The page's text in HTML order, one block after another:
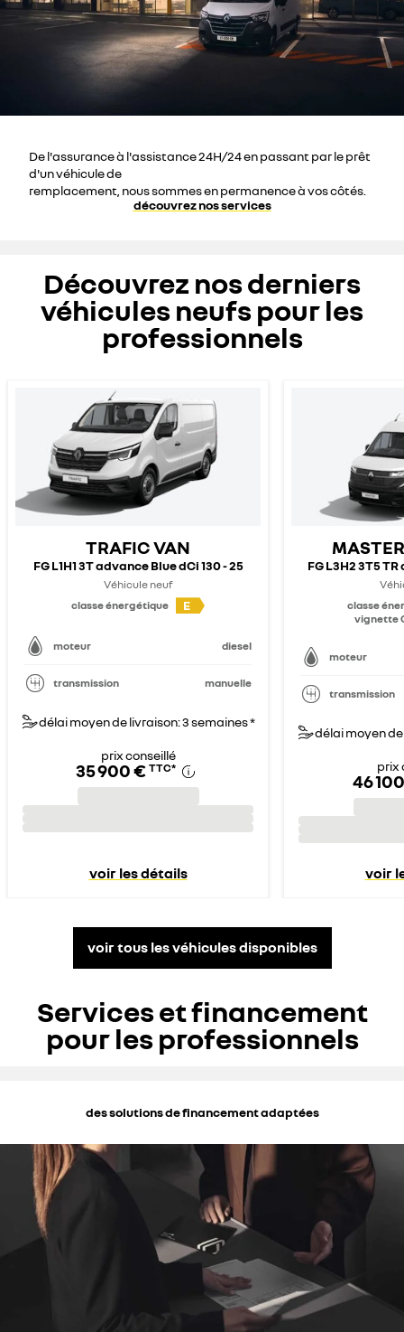
De l'assurance à l'assistance 24H/24 en passant par le prêt
d'un véhicule de
remplacement, nous sommes en permanence à vos côtés.
découvrez nos services
Découvrez nos derniers
véhicules neufs pour les
professionnels
TRAFIC VAN
FG L1H1 3T advance Blue dCi 130 - 25
Véhicule neuf
classe énergétique
E
moteur diesel
transmission manuelle
délai moyen de livraison: 3 semaines *
prix conseillé
35 900 € TTC*
voir les détails
FG L3H2 3T5
classe
vignette
moteur
transmission
délai moyen
prix
46
voir
voir tous les véhicules disponibles
Services et financement
pour les professionnels
des solutions de financement adaptées